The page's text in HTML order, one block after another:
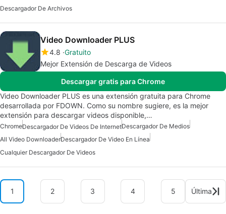
Descargador De Archivos
Video Downloader PLUS
4.8 Gratuito
Mejor Extensión de Descarga de Videos
Descargar gratis para Chrome
Video Downloader PLUS es una extensión gratuita para Chrome
desarrollada por FDOWN. Como su nombre sugiere, es la mejor
extensión para descargar videos disponible,…
ChromeDescargador De Videos De InternetDescargador De Medios
All Video DownloaderDescargador De Video En Línea
Cualquier Descargador De Videos
1 2 3 4 5 Última